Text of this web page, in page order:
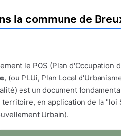
la commune de
le POS (Plan d'Occupation
, (ou PLUi, Plan Local
est un document
en application de la "loi
Urbain).